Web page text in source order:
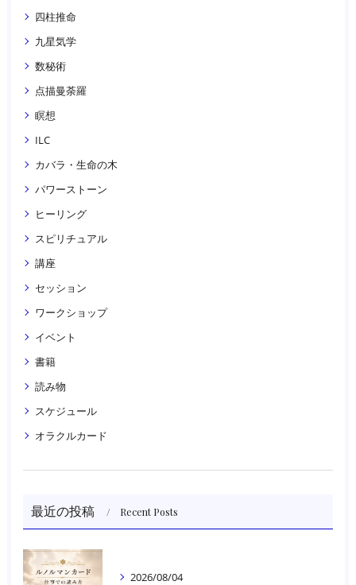
四柱推命
九星気学
数秘術
点描曼荼羅
瞑想
ILC
カバラ・生命の木
パワーストーン
ヒーリング
スピリチュアル
講座
セッション
ワークショップ
イベント
書籍
読み物
スケジュール
オラクルカード
最近の投稿 Recent Posts
2026/08/04